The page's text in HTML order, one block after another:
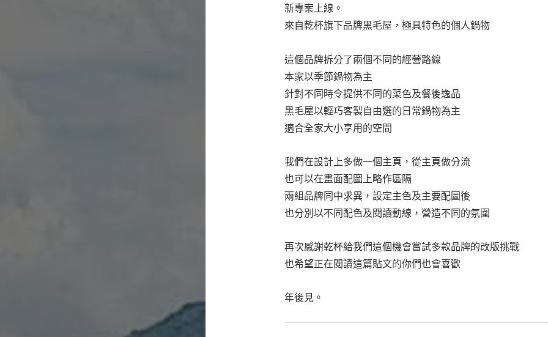
新專案上線。
來自乾杯旗下品牌黑毛屋，極具特色的個人鍋物
這個品牌拆分了兩個不同的經營路線
本家以季節鍋物為主
針對不同時令提供不同的菜色及餐後逸品
黑毛屋以輕巧客製自由選的日常鍋物為主
適合全家大小享用的空間
我們在設計上多做一個主頁，從主頁做分流
也可以在畫面配圖上略作區隔
兩組品牌同中求異，設定主色及主要配圖後
也分別以不同配色及閱讀動線，營造不同的氛圍
再次感謝乾杯給我們這個機會嘗試多款品牌的改版挑戰
也希望正在閱讀這篇貼文的你們也會喜歡
年後見。